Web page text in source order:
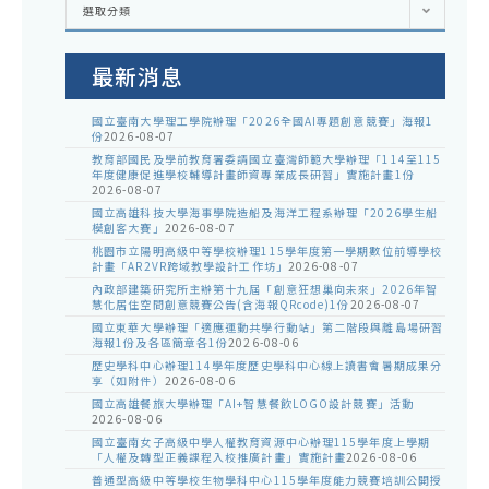
室
選取分類
最新消息
國立臺南大學理工學院辦理「2026全國AI專題創意競賽」海報1
份2026-08-07
教育部國民及學前教育署委請國立臺灣師範大學辦理「114至115
年度健康促進學校輔導計畫師資專業成長研習」實施計畫1份
2026-08-07
國立高雄科技大學海事學院造船及海洋工程系辦理「2026學生船
模創客大賽」 2026-08-07
桃園市立陽明高級中等學校辦理115學年度第一學期數位前導學校
計畫「AR2VR跨域教學設計工作坊」 2026-08-07
內政部建築研究所主辦第十九屆「創意狂想巢向未來」2026年智
慧化居住空間創意競賽公告(含海報QRcode)1份2026-08-07
國立東華大學辦理「適應運動共學行動站」第二階段與離島場研習
海報1份及各區簡章各1份2026-08-06
歷史學科中心辦理114學年度歷史學科中心線上讀書會暑期成果分
享（如附件） 2026-08-06
國立高雄餐旅大學辦理「AI+智慧餐飲LOGO設計競賽」活動
2026-08-06
國立臺南女子高級中學人權教育資源中心辦理115學年度上學期
「人權及轉型正義課程入校推廣計畫」實施計畫2026-08-06
普通型高級中等學校生物學科中心115學年度能力競賽培訓公開授